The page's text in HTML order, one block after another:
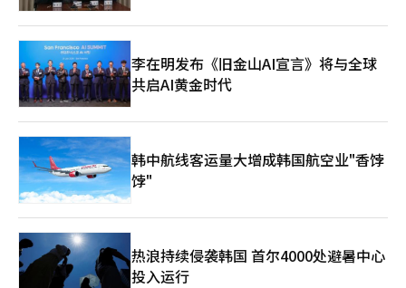
李在明发布《旧金山AI宣言》将与全球
共启AI黄金时代
韩中航线客运量大增成韩国航空业"香饽
饽"
热浪持续侵袭韩国 首尔4000处避暑中心
投入运行